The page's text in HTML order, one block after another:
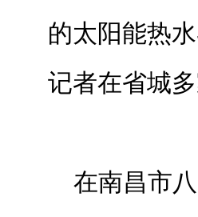
的太阳能热
记者在省城
在南昌市八